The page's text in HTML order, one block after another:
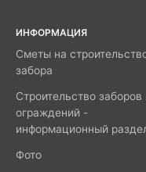
ИНФОРМАЦИЯ
Сметы на
забора
Строительство заборов
ограждений -
информационный
Фото